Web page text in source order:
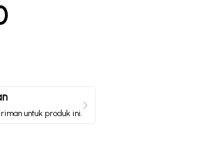
untuk produk ini.